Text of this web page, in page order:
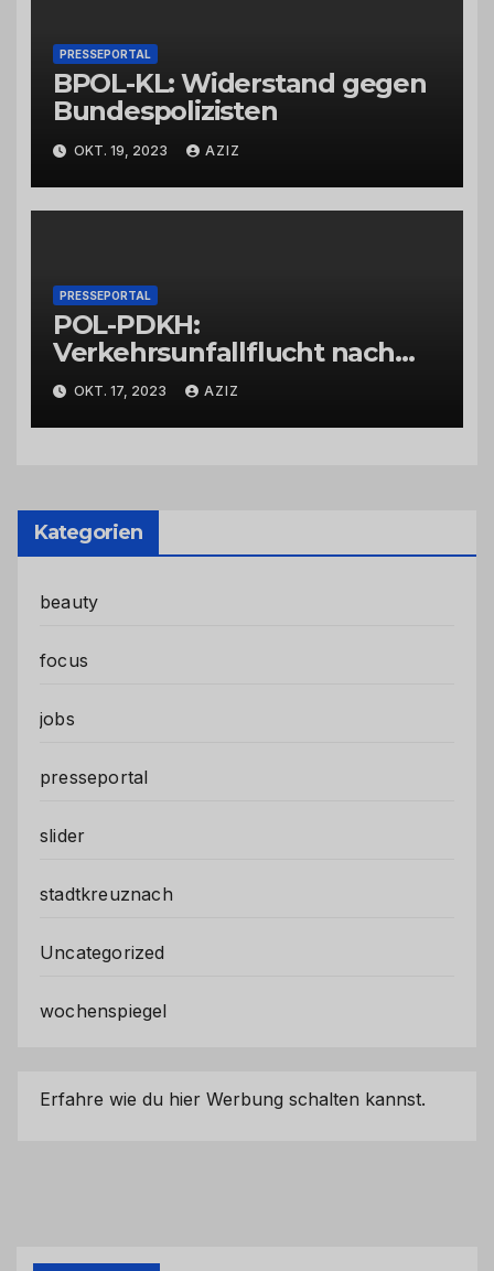
PRESSEPORTAL
BPOL-KL: Widerstand gegen
Bundespolizisten
OKT. 19, 2023 AZIZ
PRESSEPORTAL
POL-PDKH:
Verkehrsunfallflucht nach
Abbiegevorgang
OKT. 17, 2023 AZIZ
Kategorien
beauty
focus
jobs
presseportal
slider
stadtkreuznach
Uncategorized
wochenspiegel
Erfahre wie du hier Werbung schalten kannst.